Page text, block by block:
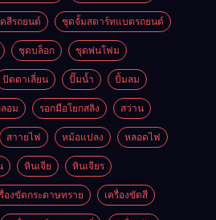
สีรถยนต์​ ชุดจั้มสตาร์ทแบตรถยนต์
ชุดบล็อก ชุดพ่นโฟม
ปัตตาเลี่ยน ปั๊มน้ำ ปั้มลม
อม รอกมือโยกสลิง สว่าน
สาายไฟ หม้อแปลง หลอดไฟ
หินเจีย หินเจียร
องขัดกระดาษทราย เครื่องขัดสี